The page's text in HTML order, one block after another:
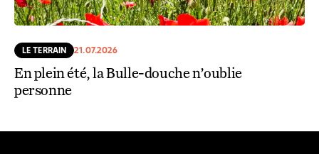
LE TERRAIN 21.07.2026
En plein été, la Bulle-douche n’oublie
personne